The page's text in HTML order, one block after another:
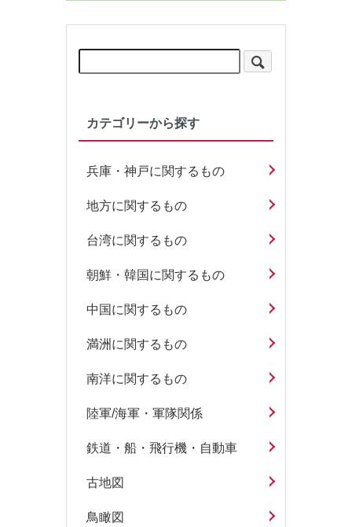
カテゴリーから探す
兵庫・神戸に関するもの
地方に関するもの
台湾に関するもの
朝鮮・韓国に関するもの
中国に関するもの
満洲に関するもの
南洋に関するもの
陸軍/海軍・軍隊関係
鉄道・船・飛行機・自動車
古地図
鳥瞰図